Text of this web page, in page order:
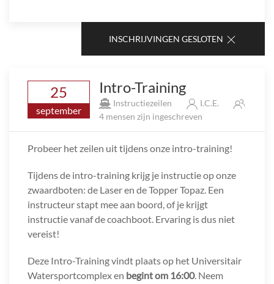
INSCHRIJVINGEN GESLOTEN
25
september
Intro-Training
Instructiezeilen
I.C.E.
4 mensen zijn ingeschreven
Probeer het zeilen uit tijdens onze intro-training!
Tijdens de intro-training krijg je instructie op onze
zwaardboten: de Laser en de Topper Topaz. Een
instructeur stapt mee aan boord, of je krijgt
instructie vanaf de coachboot. Ervaring is dus niet
vereist!
Deze Intro-Training vindt plaats op het Universitair
Watersportcomplex en begint om 16:00. Neem